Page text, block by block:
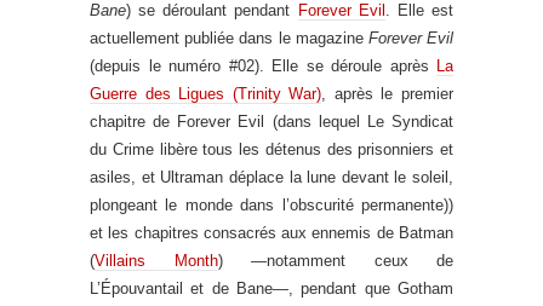
Bane) se déroulant pendant Forever Evil . Elle est
actuellement publiée dans le magazine Forever Evil
(depuis le numéro #02). Elle se déroule après La
Guerre des Ligues (Trinity War), après le premier
chapitre de Forever Evil (dans lequel Le Syndicat
du Crime libère tous les détenus des prisonniers et
asiles, et Ultraman déplace la lune devant le soleil,
plongeant le monde dans l’obscurité permanente))
et les chapitres consacrés aux ennemis de Batman
(Villains Month) —notamment ceux de
L’Épouvantail et de Bane—, pendant que Gotham